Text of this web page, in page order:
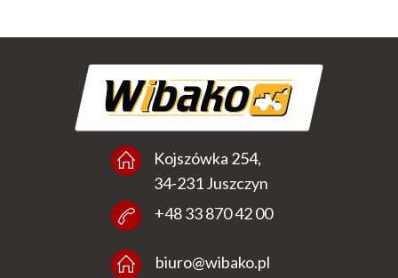
Kojszówka 254,
34-231 Juszczyn
+48 33 870 42 00
biuro@wibako.pl